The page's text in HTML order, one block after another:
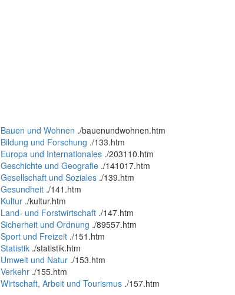
Bauen und Wohnen ./bauenundwohnen.htm
Bildung und Forschung ./133.htm
Europa und Internationales ./203110.htm
Geschichte und Geografie ./141017.htm
Gesellschaft und Soziales ./139.htm
Gesundheit ./141.htm
Kultur ./kultur.htm
Land- und Forstwirtschaft ./147.htm
Sicherheit und Ordnung ./89557.htm
Sport und Freizeit ./151.htm
Statistik ./statistik.htm
Umwelt und Natur ./153.htm
Verkehr ./155.htm
Wirtschaft, Arbeit und Tourismus ./157.htm